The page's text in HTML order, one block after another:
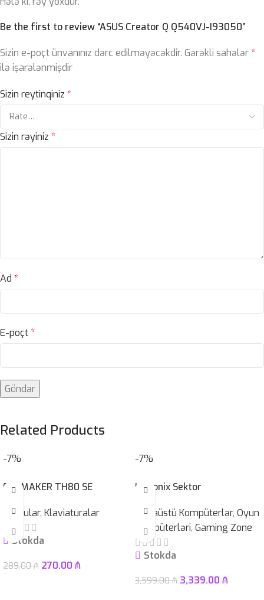
Be the first to review “ASUS Creator Q Q540VJ-I93050”
Sizin e-poçt ünvanınız dərc edilməyəcəkdir. Gərəkli sahələr*
ilə işarələnmişdir
Sizin reytinqiniz *
Sizin rəyiniz *
Ad *
E-poçt*
Related Products
-7%
EPOMAKER TH80 SE
Qurğular, Klaviaturalar
Stokda
289.00₼ 270.00 ₼
-7%
Ultronix Sektor
Masaüstü Kompüterlər, Oyun
Kompüterləri, Gaming Zone
Stokda
3,599.00₼ 3,339.00 ₼